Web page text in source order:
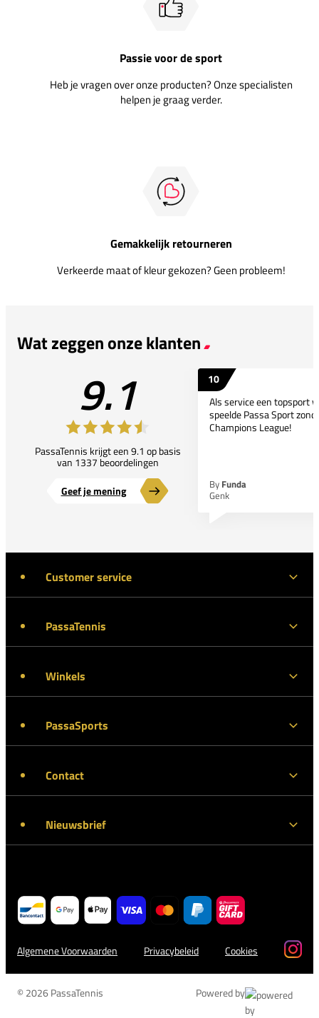
Passie voor de sport
Heb je vragen over onze producten? Onze specialisten
helpen je graag verder.
Gemakkelijk retourneren
Verkeerde maat of kleur gekozen? Geen probleem!
Wat zeggen onze klanten
9.1
PassaTennis krijgt een 9.1 op basis
van 1337 beoordelingen
Geef je mening
10
Als service een topsport
speelde Passa Sport
Champions League!
By Funda
Genk
Customer service
PassaTennis
Winkels
PassaSports
Contact
Nieuwsbrief
Algemene Voorwaarden Privacybeleid Cookies
© 2026 PassaTennis Powered by